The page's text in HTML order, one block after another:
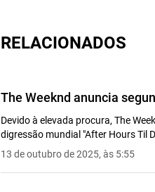
RELACIONADOS
The Weeknd anuncia
Devido à elevada procura, The
digressão mundial "After Hours Til
13 de outubro de 2025, às 5:55